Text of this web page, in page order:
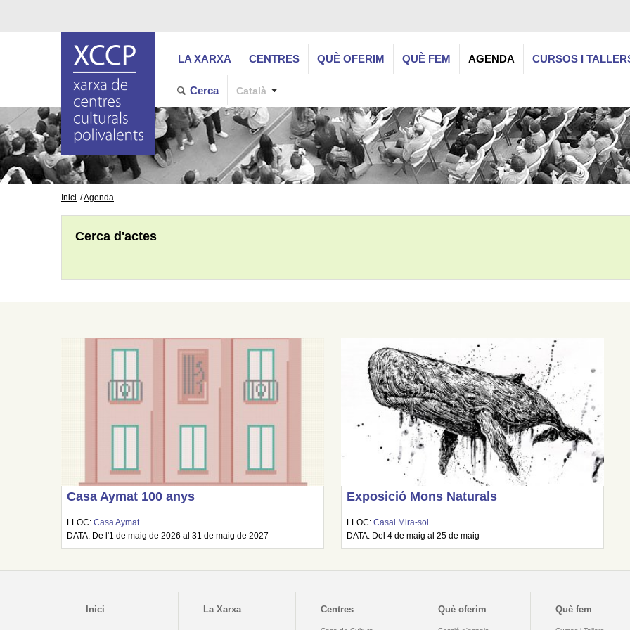
LA XARXA CENTRES QUÈ OFERIM QUÈ FEM AGENDA CURSOS I
Cerca Català
Inici Agenda
Cerca d'actes
Casa Aymat 100 anys
LLOC:Casa Aymat
DATA: De l'1 de maig de 2026 al 31 de maig de 2027
Exposició Mons Naturals
LLOC:Casal Mira-sol
DATA: Del 4 de maig al 25 de maig
Inici La Xarxa Centres Què oferim Què fem